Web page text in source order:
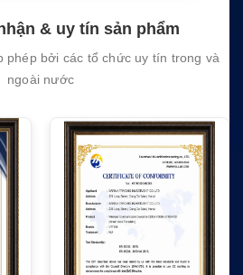
empty.
& uy tín sản phẩm
phép bởi các tổ chức uy tín trong và
ngoài nước